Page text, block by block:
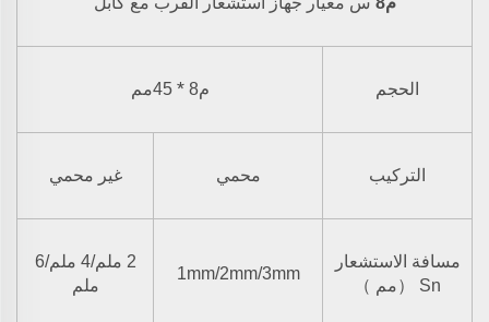
الحجم م8 *
45مم
التركيب محمي غير محمي
مسافة الاستشعار
Sn
（مم ）
1mm/2mm/3mm
2 ملم/4 ملم/6
ملم